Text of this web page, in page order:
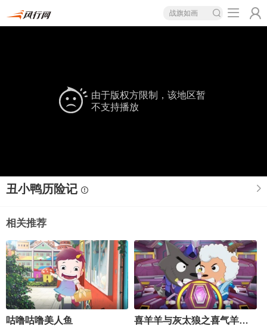
战旗如画
由于版权方限制，该地区暂
不支持播放
丑小鸭历险记
相关推荐
咕噜咕噜美人鱼 喜羊羊与灰太狼之喜气羊羊过蛇年